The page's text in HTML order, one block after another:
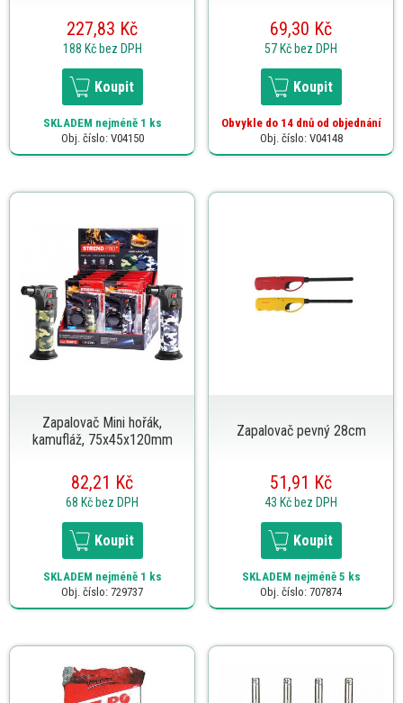
227,83 Kč
188 Kč bez DPH
Koupit
SKLADEM nejméně 1 ks
Obj. číslo: V04150
69,30 Kč
57 Kč bez DPH
Koupit
Obvykle do 14 dnů od objednání
Obj. číslo: V04148
Zapalovač Mini hořák,
kamufláž, 75x45x120mm
82,21 Kč
68 Kč bez DPH
Koupit
SKLADEM nejméně 1 ks
Obj. číslo: 729737
Zapalovač pevný 28cm
51,91 Kč
43 Kč bez DPH
Koupit
SKLADEM nejméně 5 ks
Obj. číslo: 707874